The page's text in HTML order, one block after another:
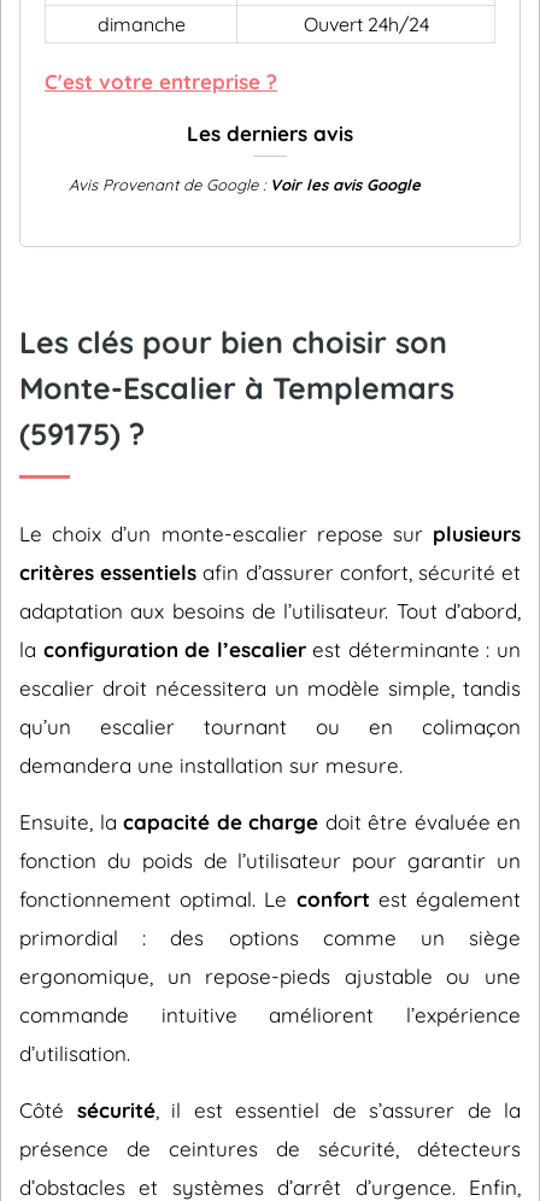
dimanche
Ouvert 24h/24
C'est votre entreprise ?
Les derniers avis
Avis Provenant de Google : Voir les avis Google
Les clés pour bien choisir son
Monte-Escalier à Templemars
(59175) ?
Le choix d’un monte-escalier repose sur plusieurs
critères essentiels afin d’assurer confort, sécurité et
adaptation aux besoins de l’utilisateur. Tout d’abord,
la configuration de l’escalierest déterminante : un
escalier droit nécessitera un modèle simple, tandis
qu’un escalier tournant ou en colimaçon
demandera une installation sur mesure.
Ensuite, la capacité de charge doit être évaluée en
fonction du poids de l’utilisateur pour garantir un
fonctionnement optimal. Le confort est également
primordial : des options comme un siège
ergonomique, un repose-pieds ajustable ou une
commande intuitive améliorent l’expérience
d’utilisation.
Côté sécurité, il est essentiel de s’assurer de la
présence de ceintures de sécurité, détecteurs
d’obstacles et systèmes d’arrêt d’urgence. Enfin,